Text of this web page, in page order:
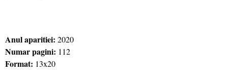
Anul aparitiei: 2020
Numar pagini: 112
Format: 13x20